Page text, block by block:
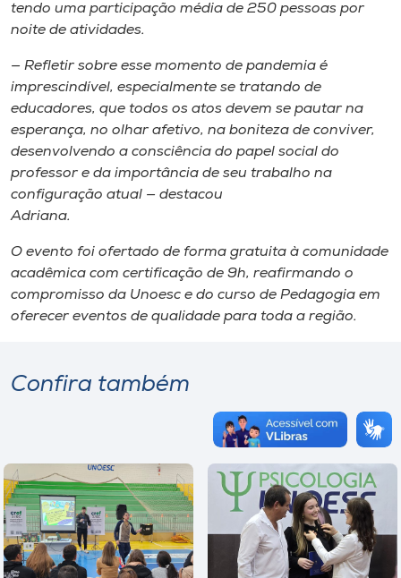
tendo uma participação média de 250 pessoas por
noite de atividades.
— Refletir sobre esse momento de pandemia é
imprescindível, especialmente se tratando de
educadores, que todos os atos devem se pautar na
esperança, no olhar afetivo, na boniteza de conviver,
desenvolvendo a consciência do papel social do
professor e da importância de seu trabalho na
configuração atual — destacou
Adriana.
O evento foi ofertado de forma gratuita à comunidade
acadêmica com certificação de 9h, reafirmando o
compromisso da Unoesc e do curso de Pedagogia em
oferecer eventos de qualidade para toda a região.
Confira também